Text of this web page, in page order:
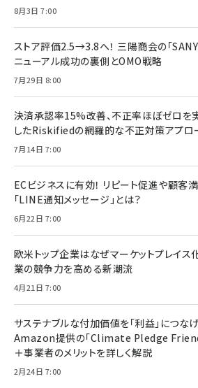
8月3日 7:00
ストア評価2.5→3.8へ！ 三陽商会の「
ニューアル成功の裏側とOMO戦略
7月29日 8:00
決済承認率15%改善、不正率ほぼゼロを
したRiskifiedの網羅的な不正対策アプロ
7月14日 7:00
ECビジネスに有効！ リピート促進や顧客
「LINE通知メッセージ」とは？
6月22日 7:00
欧米トップ企業はなぜマーケットプレイ
業の競争力を高める新潮流
4月21日 7:00
サステナブルな付加価値を「利益」につな
Amazon提供の「Climate Pledge
＋事業者のメリットを詳しく解説
2月24日 7:00